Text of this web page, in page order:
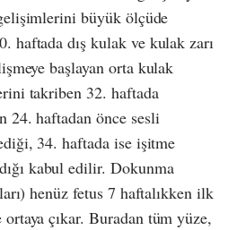
büyük ölçüde
haftada dış kulak ve kulak zarı
başlayan orta kulak
takriben 32. haftada
24. haftadan önce sesli
34. haftada ise işitme
kabul edilir. Dokunma
henüz fetus 7 haftalıkken ilk
çıkar. Buradan tüm yüze,